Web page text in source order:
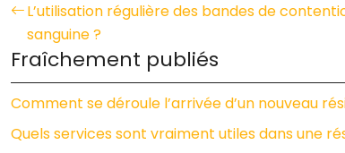
L’utilisation régulière des bandes de
sanguine ?
Fraîchement publiés
Comment se déroule l’arrivée d’un nouveau
Quels services sont vraiment utiles dans une